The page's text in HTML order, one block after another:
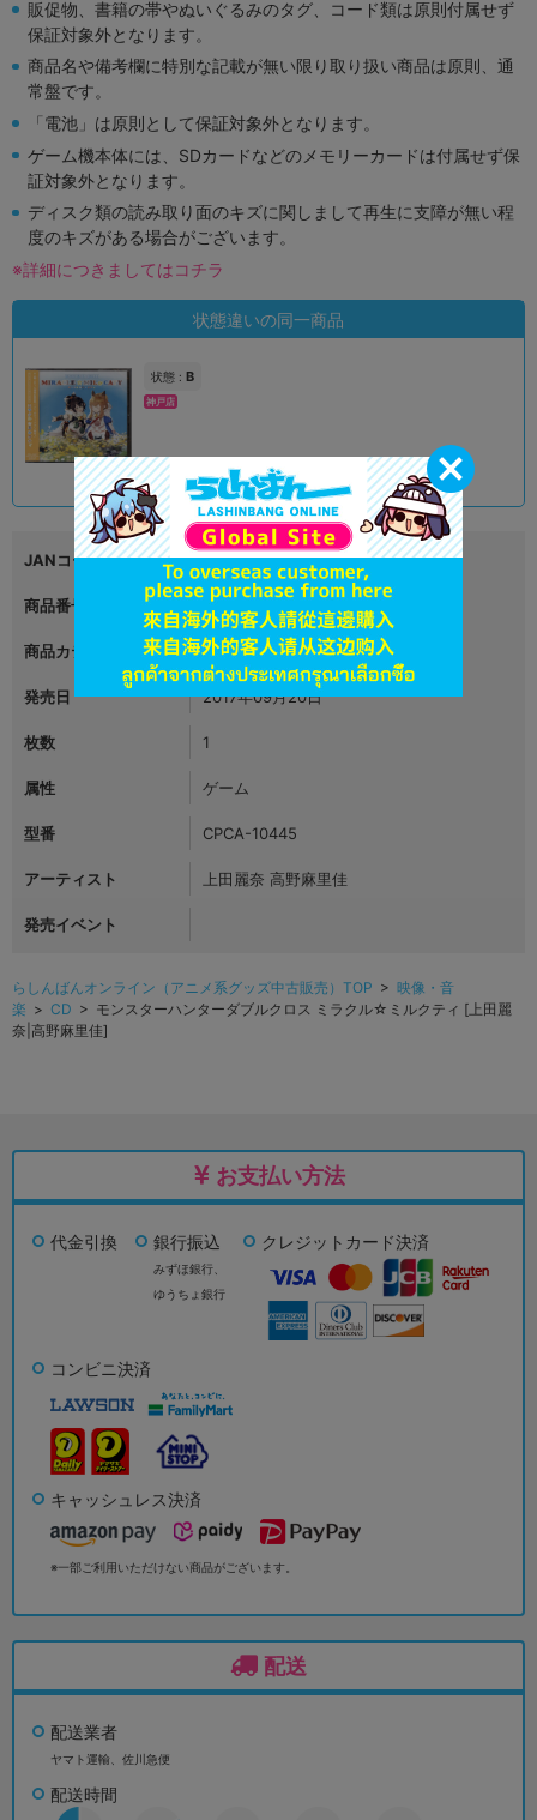
販促物、書籍の帯やぬいぐるみのタグ、コード類は原則付属せず
保証対象外となります。
商品名や備考欄に特別な記載が無い限り取り扱い商品は原則、通
常盤です。
「電池」は原則として保証対象外となります。
ゲーム機本体には、SDカードなどのメモリーカードは付属せず保
証対象外となります。
ディスク類の読み取り面のキズに関しまして再生に支障が無い程
度のキズがある場合がございます。
※詳細につきましてはコチラ
状態違いの同一商品
状態 : B
神戸店
在庫あり 5,992円 税込
JANコード 4976219087087
商品番号 L01546907
商品カテゴリ 映像・音楽
発売日 2017年09月20日
枚数 1
属性 ゲーム
型番 CPCA-10445
アーティスト 上田麗奈 高野麻里佳
発売イベント
らしんばんオンライン（アニメ系グッズ中古販売）TOP > 映像・音
楽 > CD > モンスターハンターダブルクロス ミラクル☆ミルクティ [上田麗
奈|高野麻里佳]
お支払い方法
代金引換 銀行振込
みずほ銀行、
ゆうちょ銀行
クレジットカード決済
コンビニ決済
キャッシュレス決済
※一部ご利用いただけない商品がございます。
配送
配送業者
ヤマト運輸、佐川急便
配送時間